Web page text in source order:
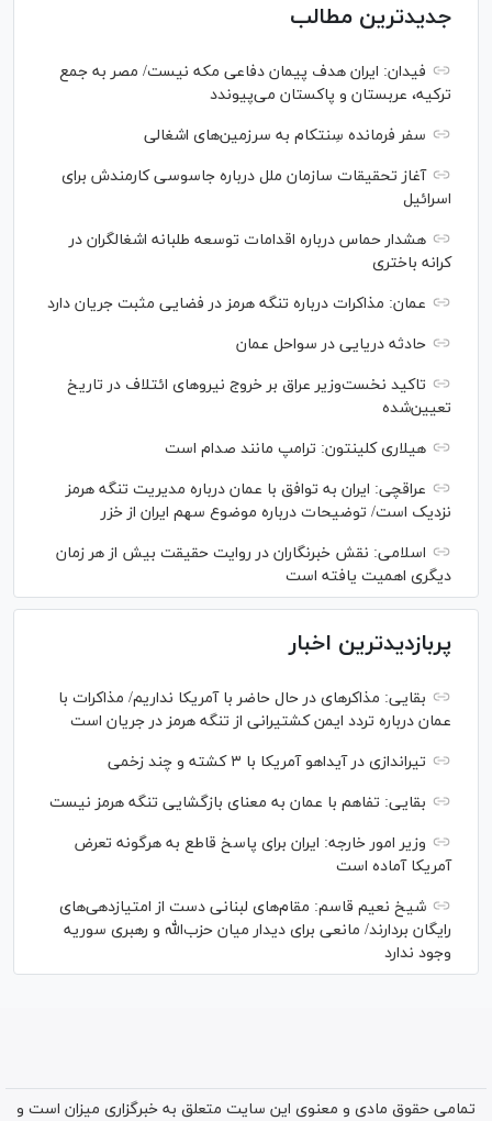
جدیدترین مطالب
فیدان: ایران هدف پیمان دفاعی مکه نیست/ مصر به جمع
ترکیه، عربستان و پاکستان می‌پیوندد
سفر فرمانده سِنتکام به سرزمین‌های اشغالی
آغاز تحقیقات سازمان ملل درباره جاسوسی کارمندش برای
اسرائیل
هشدار حماس درباره اقدامات توسعه طلبانه اشغالگران در
کرانه باختری
عمان: مذاکرات درباره تنگه هرمز در فضایی مثبت جریان دارد
حادثه دریایی در سواحل عمان
تاکید نخست‌وزیر عراق بر خروج نیروهای ائتلاف در تاریخ
تعیین‌شده
هیلاری کلینتون: ترامپ مانند صدام است
عراقچی: ایران به توافق با عمان درباره مدیریت تنگه هرمز
نزدیک است/ توضیحات درباره موضوع سهم ایران از خزر
اسلامی: نقش خبرنگاران در روایت حقیقت بیش از هر زمان
دیگری اهمیت یافته است
پربازدیدترین اخبار
بقایی: مذاکره‎ای در حال حاضر با آمریکا نداریم/ مذاکرات با
عمان درباره تردد ایمن کشتیرانی از تنگه هرمز در جریان است
تیراندازی در آیداهو آمریکا با ۳ کشته و چند زخمی
بقایی: تفاهم با عمان به معنای بازگشایی تنگه هرمز نیست
وزیر امور خارجه: ایران برای پاسخ قاطع به هرگونه تعرض
آمریکا آماده است
شیخ نعیم قاسم: مقام‌های لبنانی دست از امتیازدهی‌های
رایگان بردارند/ مانعی برای دیدار میان حزب‌الله و رهبری سوریه
وجود ندارد
تمامی حقوق مادی و معنوی این سایت متعلق به خبرگزاری میزان است و